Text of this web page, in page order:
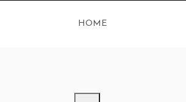
HOME